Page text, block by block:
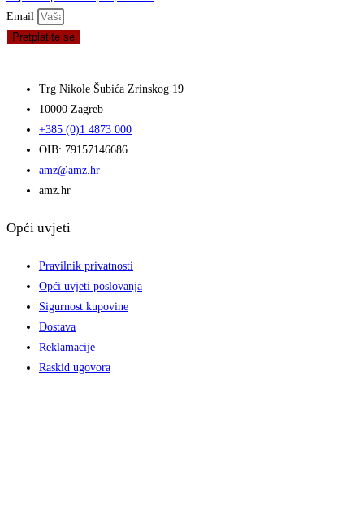
Email
Pretplatite se
Trg Nikole Šubića Zrinskog 19
10000 Zagreb
+385 (0)1 4873 000
OIB: 79157146686
amz@amz.hr
amz.hr
Opći uvjeti
Pravilnik privatnosti
Opći uvjeti poslovanja
Sigurnost kupovine
Dostava
Reklamacije
Raskid ugovora